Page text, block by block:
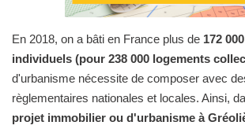
En 2018, on a bâti en France plus de 172
individuels (pour 238 000 logements
d'urbanisme nécessite de composer avec
règlementaires nationales et locales. Ainsi,
projet immobilier ou d'urbanisme à